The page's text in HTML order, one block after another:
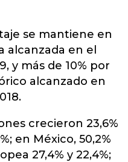
se mantiene en
alcanzada en el
y más de 10% por
alcanzado en
crecieron 23,6%
en México, 50,2%
27,4% y 22,4%;